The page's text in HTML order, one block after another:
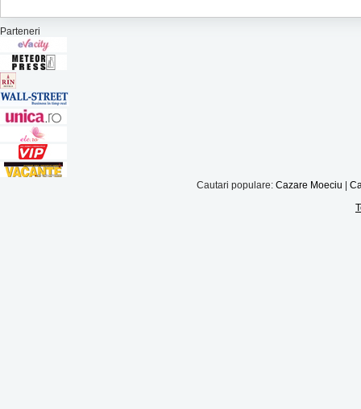
Parteneri
Cautari populare: Cazare Moeciu